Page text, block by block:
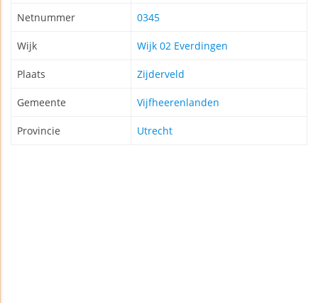
Netnummer 0345
Wijk Wijk 02 Everdingen
Plaats Zijderveld
Gemeente Vijfheerenlanden
Provincie Utrecht